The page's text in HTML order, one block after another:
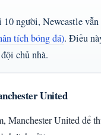
người, Newcastle
tích bóng đá). Điều
chủ nhà.
United
Manchester United để